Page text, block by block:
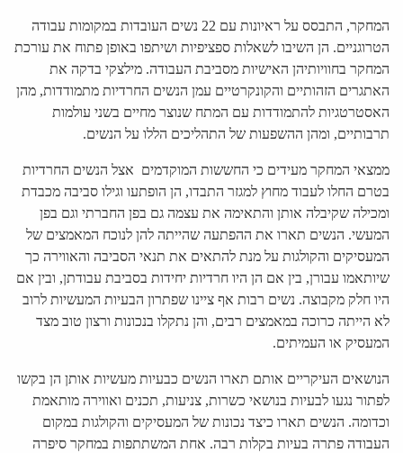
המחקר, התבסס על ראיונות עם 22 נשים העובדות במקומות עבודה
הטרוגניים. הן השיבו לשאלות ספציפיות ושיתפו באופן פתוח את עורכת
המחקר בחוויותיהן האישיות מסביבת העבודה. מילצקי בדקה את
האתגרים הזהותיים והקונקרטיים עמן הנשים החרדיות מתמודדות, מהן
האסטרטגיות להתמודדות עם המתח שנוצר מחיים בשני עולמות
תרבותיים, ומהן ההשפעות של התהליכים הללו על הנשים.
ממצאי המחקר מעידים כי החששות המוקדמים אצל הנשים החרדיות
בטרם החלו לעבוד מחוץ למגזר התבדו, הן הופתעו וגילו סביבה מכבדת
ומכילה שקיבלה אותן והתאימה את עצמה גם בפן החברתי וגם בפן
המעשי. הנשים תארו את ההפתעה שהייתה להן לנוכח המאמצים של
המעסיקים והקולגות על מנת להתאים את תנאי הסביבה והאווירה כך
שיותאמו עבורן, בין אם הן היו חרדיות יחידות בסביבת עבודתן, ובין אם
היו חלק מקבוצה. נשים רבות אף ציינו שפתרון הבעיות המעשיות לרוב
לא הייתה כרוכה במאמצים רבים, והן נתקלו בנכונות ורצון טוב מצד
המעסיק או העמיתים.
הנושאים העיקריים אותם תארו הנשים כבעיות מעשיות אותן הן בקשו
לפתור נגעו לבעיות בנושאי כשרות, צניעות, תכנים ואווירה מותאמת
וכדומה. הנשים תארו כיצד נכונות של המעסיקים והקולגות במקום
העבודה פתרה בעיות בקלות רבה. אחת המשתתפות במחקר סיפרה